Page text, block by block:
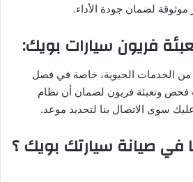
لضمان جودة الأداء.
فريون سيارات بويك:
من الخدمات الحيوية، خاصة في فصل
وتعبئة فريون لضمان أن نظام
سوى الاتصال بنا لتحديد موعد.
في صيانة سيارتك بويك ؟